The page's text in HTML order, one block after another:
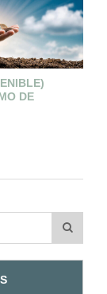
DE